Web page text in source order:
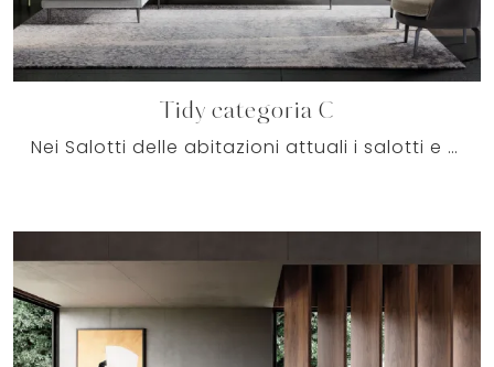
Tidy categoria C
Nei Salotti delle abitazioni attuali i salotti e divani in tessuto assecondano le specifiche aspettative della stanza dedicata al riposo, allo svago ...